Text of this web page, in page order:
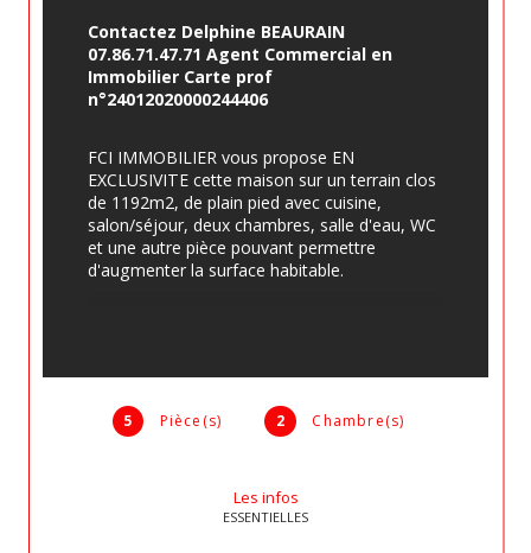
5 Pièce(s) 2 Chambre(s)
Les infos
ESSENTIELLES
Contactez Delphine BEAURAIN
07.86.71.47.71 Agent Commercial en
Immobilier Carte prof
n°24012020000244406
FCI IMMOBILIER vous propose EN
EXCLUSIVITE cette maison sur un terrain clos
de 1192m2, de plain pied avec cuisine,
salon/séjour, deux chambres, salle d'eau, WC
et une autre pièce pouvant permettre
d'augmenter la surface habitable.
CONFORME
Garage de 28m2 indépendant et puits
Idéalement située sur la commune de SAINT
AIGULIN, avec commerces, cabinet médical,